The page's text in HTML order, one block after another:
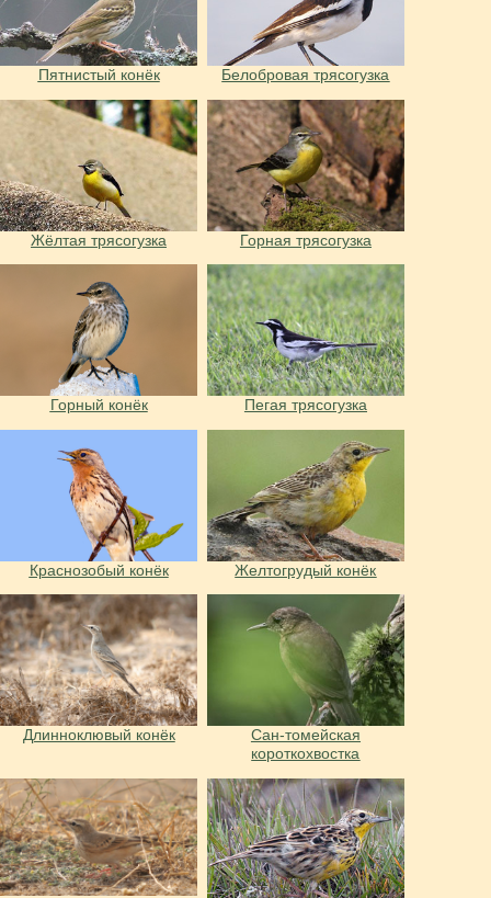
Пятнистый конёк Белобровая трясогузка
Жёлтая трясогузка Горная трясогузка
Горный конёк Пегая трясогузка
Краснозобый конёк Желтогрудый конёк
Длинноклювый конёк
Сан-томейская
короткохвостка